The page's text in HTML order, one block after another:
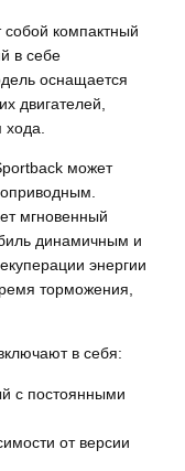
компактный
в себе
оснащается
двигателей,
может
мгновенный
динамичным и
энергии
торможения,
в себя:
с постоянными
от версии